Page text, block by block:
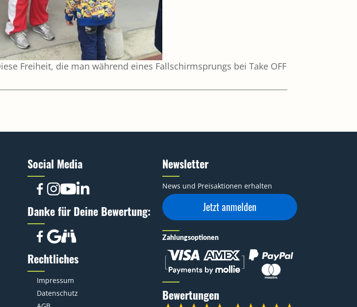
Freiheit, die man während eines Fallschirmsprungs bei Take OFF
Social Media
Danke für Deine Bewertung:
Rechtliches
Impressum
Datenschutz
Newsletter
News und Preisaktionen erhalten
Jetzt anmelden
Zahlungsoptionen
Bewertungen